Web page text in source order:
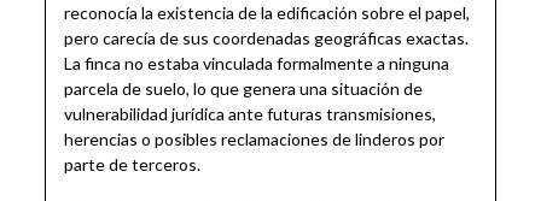
reconocía la existencia de la edificación sobre el papel,
pero carecía de sus coordenadas geográficas exactas.
La finca no estaba vinculada formalmente a ninguna
parcela de suelo, lo que genera una situación de
vulnerabilidad jurídica ante futuras transmisiones,
herencias o posibles reclamaciones de linderos por
parte de terceros.